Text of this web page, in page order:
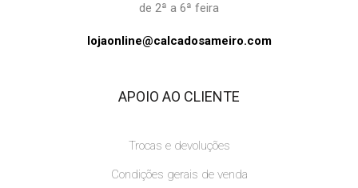
de 2ª a 6ª feira
lojaonline@calcadosameiro.com
APOIO AO CLIENTE
Trocas e devoluções
Condições gerais de venda